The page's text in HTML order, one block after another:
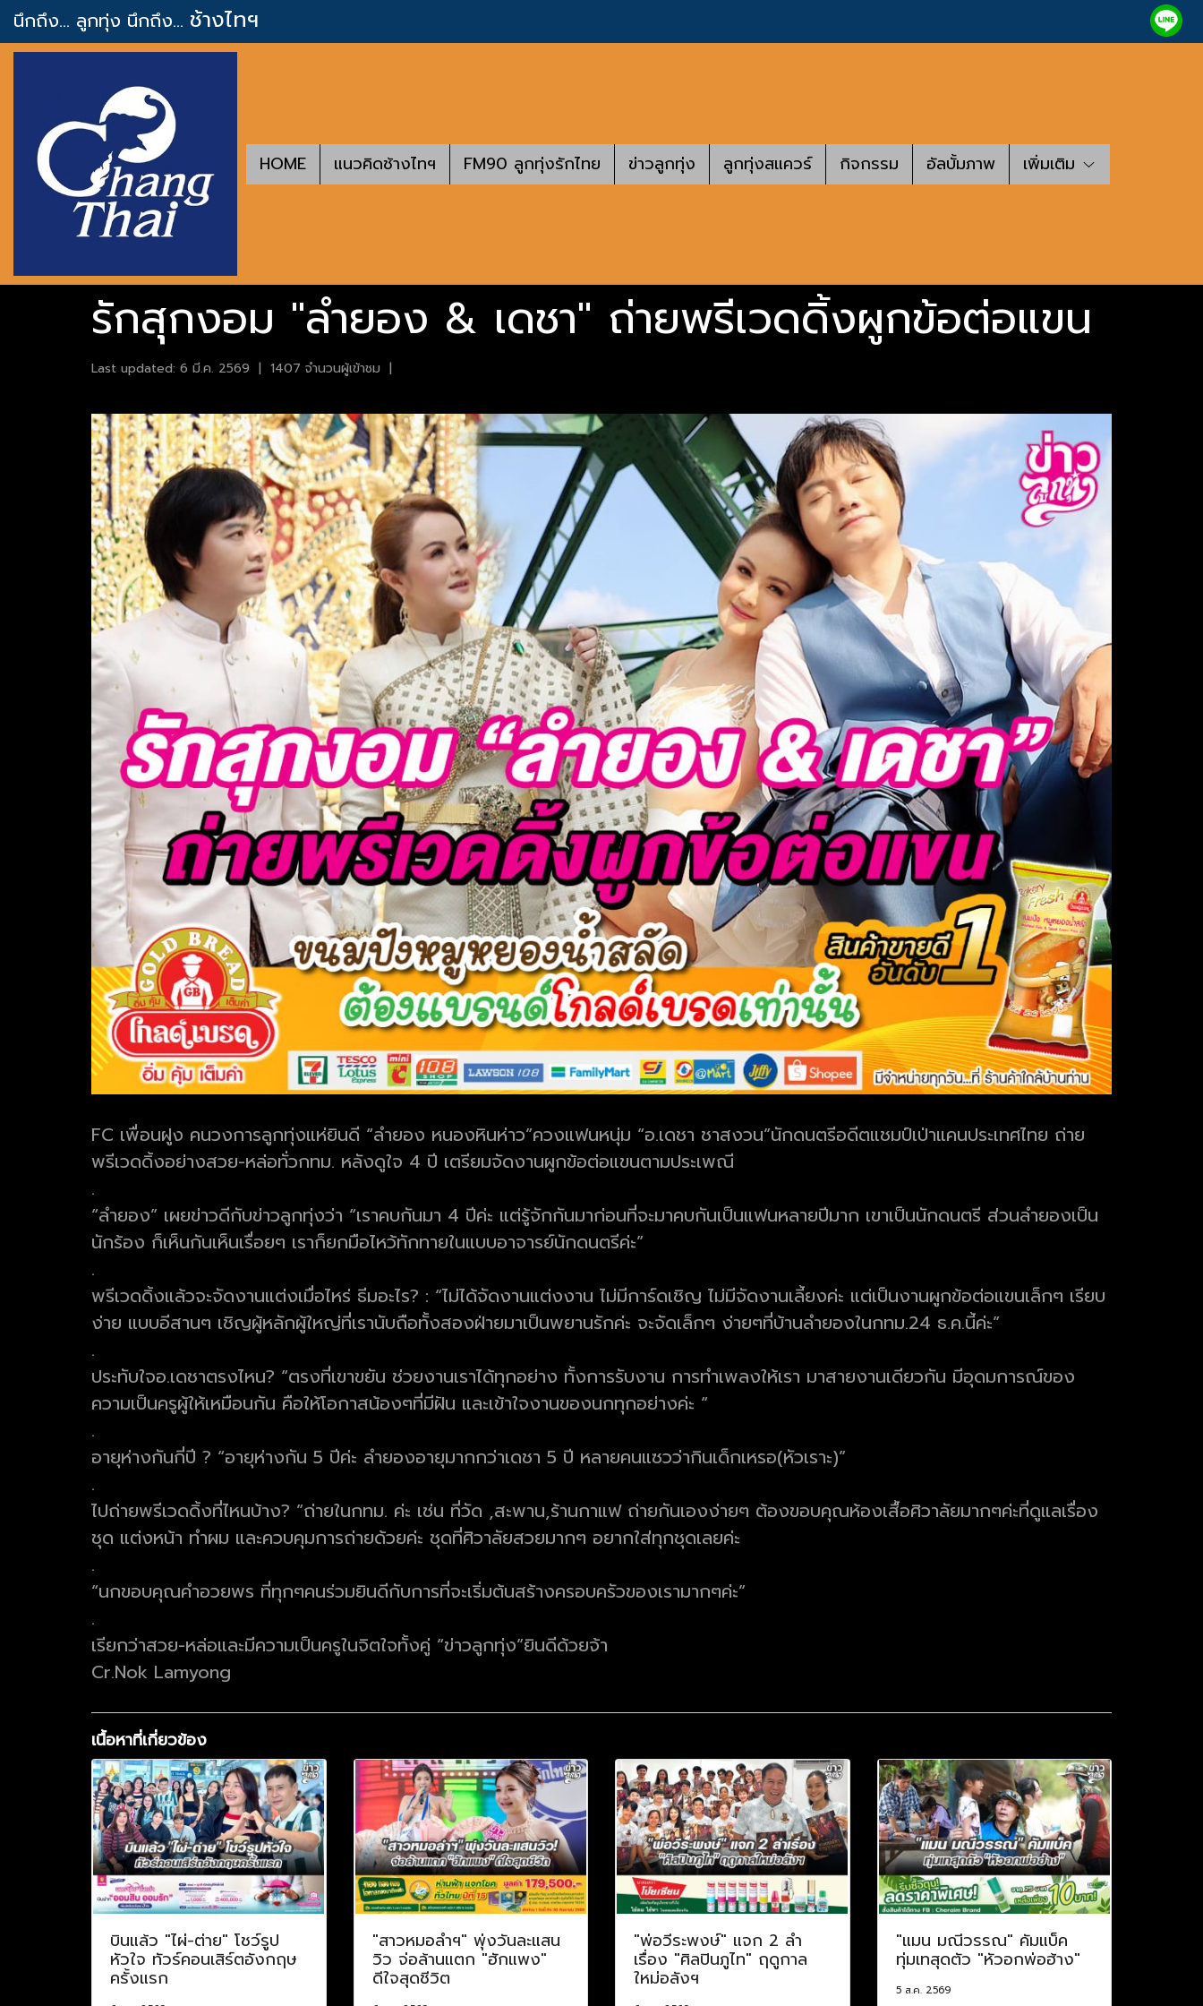
นึกถึง... ลูกทุ่ง นึกถึง... ช้างไทฯ
HOME แนวคิดช้างไทฯ FM90 ลูกทุ่งรักไทย ข่าวลูกทุ่ง ลูกทุ่งสแควร์ กิจกรรม อัลบั้มภาพ เพิ่มเติม
รักสุกงอม "ลำยอง & เดชา" ถ่ายพรีเวดดิ้งผูกข้อต่อแขน
Last updated: 6 มี.ค. 2569 | 1407 จำนวนผู้เข้าชม |
FC เพื่อนฝูง คนวงการลูกทุ่งแห่ยินดี “ลำยอง หนองหินห่าว”ควงแฟนหนุ่ม “อ.เดชา ชาสงวน”นักดนตรีอดีตแชมป์เป่าแคนประเทศไทย ถ่าย
พรีเวดดิ้งอย่างสวย-หล่อทั่วกทม. หลังดูใจ 4 ปี เตรียมจัดงานผูกข้อต่อแขนตามประเพณี
.
“ลำยอง” เผยข่าวดีกับข่าวลูกทุ่งว่า “เราคบกันมา 4 ปีค่ะ แต่รู้จักกันมาก่อนที่จะมาคบกันเป็นแฟนหลายปีมาก เขาเป็นนักดนตรี ส่วนลำยองเป็น
นักร้อง ก็เห็นกันเห็นเรื่อยๆ เราก็ยกมือไหว้ทักทายในแบบอาจารย์นักดนตรีค่ะ”
.
พรีเวดดิ้งแล้วจะจัดงานแต่งเมื่อไหร่ ธีมอะไร? : “ไม่ได้จัดงานแต่งงาน ไม่มีการ์ดเชิญ ไม่มีจัดงานเลี้ยงค่ะ แต่เป็นงานผูกข้อต่อแขนเล็กๆ เรียบ
ง่าย แบบอีสานๆ เชิญผู้หลักผู้ใหญ่ที่เรานับถือทั้งสองฝ่ายมาเป็นพยานรักค่ะ จะจัดเล็กๆ ง่ายๆที่บ้านลำยองในกทม.24 ธ.ค.นี้ค่ะ”
.
ประทับใจอ.เดชาตรงไหน? “ตรงที่เขาขยัน ช่วยงานเราได้ทุกอย่าง ทั้งการรับงาน การทำเพลงให้เรา มาสายงานเดียวกัน มีอุดมการณ์ของ
ความเป็นครูผู้ให้เหมือนกัน คือให้โอกาสน้องๆที่มีฝัน และเข้าใจงานของนกทุกอย่างค่ะ “
.
อายุห่างกันกี่ปี ? “อายุห่างกัน 5 ปีค่ะ ลำยองอายุมากกว่าเดชา 5 ปี หลายคนแซวว่ากินเด็กเหรอ(หัวเราะ)”
.
ไปถ่ายพรีเวดดิ้งที่ไหนบ้าง? ”ถ่ายในกทม. ค่ะ เช่น ที่วัด ,สะพาน,ร้านกาแฟ ถ่ายกันเองง่ายๆ ต้องขอบคุณห้องเสื้อศิวาลัยมากๆค่ะที่ดูแลเรื่อง
ชุด แต่งหน้า ทำผม และควบคุมการถ่ายด้วยค่ะ ชุดที่ศิวาลัยสวยมากๆ อยากใส่ทุกชุดเลยค่ะ
.
“นกขอบคุณคำอวยพร ที่ทุกๆคนร่วมยินดีกับการที่จะเริ่มต้นสร้างครอบครัวของเรามากๆค่ะ”
.
เรียกว่าสวย-หล่อและมีความเป็นครูในจิตใจทั้งคู่ “ข่าวลูกทุ่ง”ยินดีด้วยจ้า
Cr.Nok Lamyong
เนื้อหาที่เกี่ยวข้อง
บินแล้ว "ไผ่-ต่าย" โชว์รูป
หัวใจ ทัวร์คอนเสิร์ตอังกฤษ
ครั้งแรก
"สาวหมอลำฯ" พุ่งวันละแสน
วิว จ่อล้านแตก "ฮักแพง"
ดีใจสุดชีวิต
"พ่อวีระพงษ์" แจก 2 ลำ
เรื่อง "ศิลปินภูไท" ฤดูกาล
ใหม่อลังฯ
"แมน มณีวรรณ" คัมแบ็ค
ทุ่มเทสุดตัว "หัวอกพ่อฮ้าง"
5 ส.ค. 2569